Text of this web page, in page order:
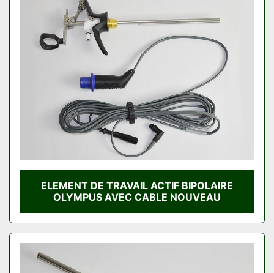
ELEMENT DE TRAVAIL ACTIF BIPOLAIRE
OLYMPUS AVEC CABLE NOUVEAU